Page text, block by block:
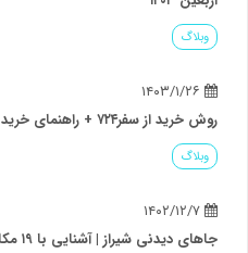
وبلاگ
روش خرید از سفر۷۲۴ + راهنمای خرید بلیط
وبلاگ
جاهای دیدنی شیراز | آشنایی با ۱۹ مکان دیدنی و تفریحی